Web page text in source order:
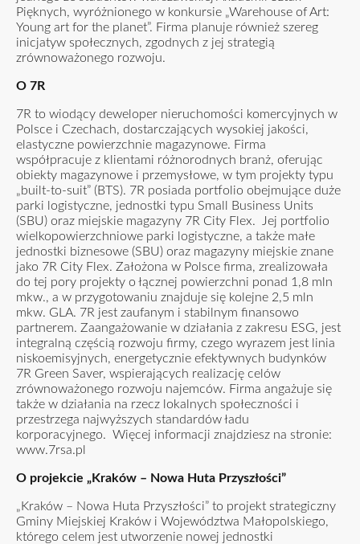
Pięknych, wyróżnionego w konkursie „Warehouse of Art:
Young art for the planet”. Firma planuje również szereg
inicjatyw społecznych, zgodnych z jej strategią
zrównoważonego rozwoju.
O 7R
7R to wiodący deweloper nieruchomości komercyjnych w
Polsce i Czechach, dostarczających wysokiej jakości,
elastyczne powierzchnie magazynowe. Firma
współpracuje z klientami różnorodnych branż, oferując
obiekty magazynowe i przemysłowe, w tym projekty typu
„built-to-suit” (BTS). 7R posiada portfolio obejmujące duże
parki logistyczne, jednostki typu Small Business Units
(SBU) oraz miejskie magazyny 7R City Flex. Jej portfolio
wielkopowierzchniowe parki logistyczne, a także małe
jednostki biznesowe (SBU) oraz magazyny miejskie znane
jako 7R City Flex. Założona w Polsce firma, zrealizowała
do tej pory projekty o łącznej powierzchni ponad 1,8 mln
mkw., a w przygotowaniu znajduje się kolejne 2,5 mln
mkw. GLA. 7R jest zaufanym i stabilnym finansowo
partnerem. Zaangażowanie w działania z zakresu ESG, jest
integralną częścią rozwoju firmy, czego wyrazem jest linia
niskoemisyjnych, energetycznie efektywnych budynków
7R Green Saver, wspierających realizację celów
zrównoważonego rozwoju najemców. Firma angażuje się
także w działania na rzecz lokalnych społeczności i
przestrzega najwyższych standardów ładu
korporacyjnego. Więcej informacji znajdziesz na stronie:
www.7rsa.pl
O projekcie „Kraków – Nowa Huta Przyszłości”
„Kraków – Nowa Huta Przyszłości” to projekt strategiczny
Gminy Miejskiej Kraków i Województwa Małopolskiego,
którego celem jest utworzenie nowej jednostki